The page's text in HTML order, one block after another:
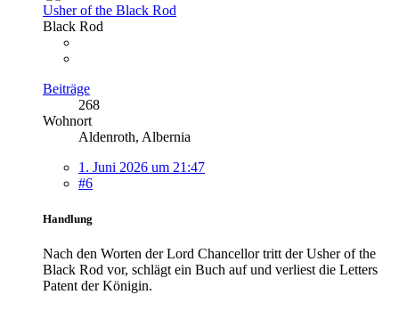
Usher of the Black Rod
Black Rod
Beiträge
268
Wohnort
Aldenroth, Albernia
1. Juni 2026 um 21:47
#6
Handlung
Nach den Worten der Lord Chancellor tritt der Usher of the
Black Rod vor, schlägt ein Buch auf und verliest die Letters
Patent der Königin.